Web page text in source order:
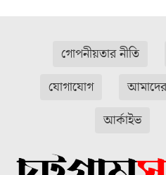
গোপনীয়তার নীতি
যোগাযোগ
আর্কাইভ